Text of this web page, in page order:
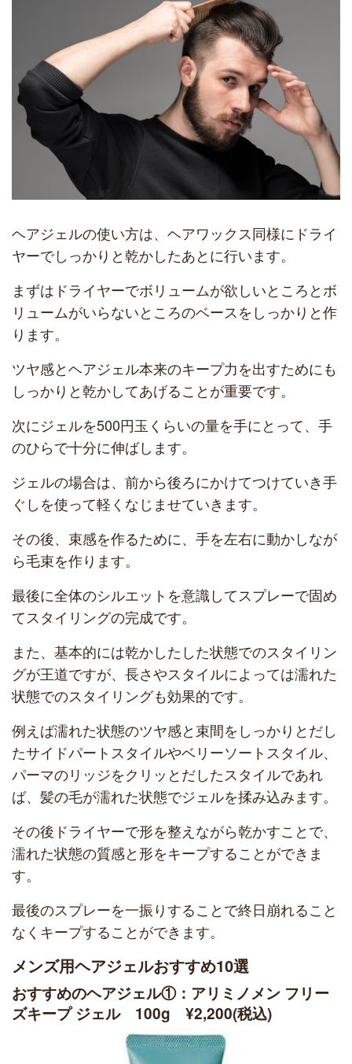
ヘアジェルの使い方は、ヘアワックス同様にドライ
ヤーでしっかりと乾かしたあとに行います。
まずはドライヤーでボリュームが欲しいところとボ
リュームがいらないところのベースをしっかりと作
ります。
ツヤ感とヘアジェル本来のキープ力を出すためにも
しっかりと乾かしてあげることが重要です。
次にジェルを500円玉くらいの量を手にとって、手
のひらで十分に伸ばします。
ジェルの場合は、前から後ろにかけてつけていき手
ぐしを使って軽くなじませていきます。
その後、束感を作るために、手を左右に動かしなが
ら毛束を作ります。
最後に全体のシルエットを意識してスプレーで固め
てスタイリングの完成です。
また、基本的には乾かしたした状態でのスタイリン
グが王道ですが、長さやスタイルによっては濡れた
状態でのスタイリングも効果的です。
例えば濡れた状態のツヤ感と束間をしっかりとだし
たサイドパートスタイルやベリーソートスタイル、
パーマのリッジをクリッとだしたスタイルであれ
ば、髪の毛が濡れた状態でジェルを揉み込みます。
その後ドライヤーで形を整えながら乾かすことで、
濡れた状態の質感と形をキープすることができま
す。
最後のスプレーを一振りすることで終日崩れること
なくキープすることができます。
メンズ用ヘアジェルおすすめ10選
おすすめのヘアジェル①：アリミノメン フリー
ズキープ ジェル 100g ¥2,200(税込)